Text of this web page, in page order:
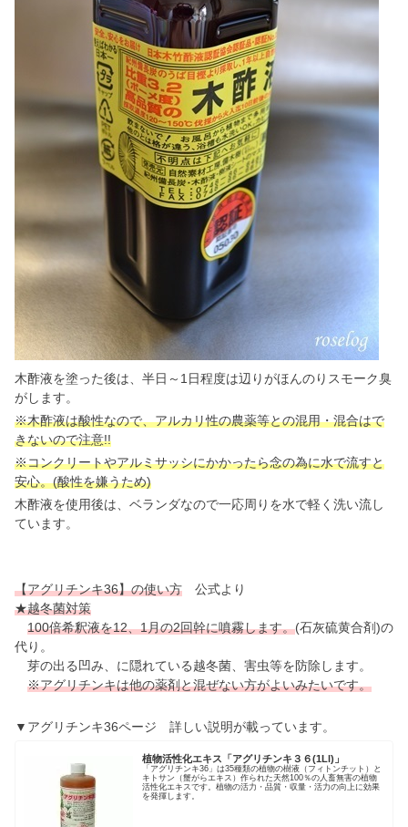
木酢液を塗った後は、半日～1日程度は辺りがほんのりスモーク臭
がします。
※木酢液は酸性なので、アルカリ性の農薬等との混用・混合はで
きないので注意!!
※コンクリートやアルミサッシにかかったら念の為に水で流すと
安心。(酸性を嫌うため)
木酢液を使用後は、ベランダなので一応周りを水で軽く洗い流し
ています。
【アグリチンキ36】の使い方 公式より
★越冬菌対策
100倍希釈液を12、1月の2回幹に噴霧します。(石灰硫黄合剤)の
代り。
芽の出る凹み、に隠れている越冬菌、害虫等を防除します。
※アグリチンキは他の薬剤と混ぜない方がよいみたいです。
▼アグリチンキ36ページ 詳しい説明が載っています。
植物活性化エキス「アグリチンキ３６(1Ll)」
「アグリチンキ36」は35種類の植物の樹液（フィトンチット）と
キトサン（蟹がらエキス）作られた天然100％の人畜無害の植物
活性化エキスです。植物の活力・品質・収量・活力の向上に効果
を発揮します。